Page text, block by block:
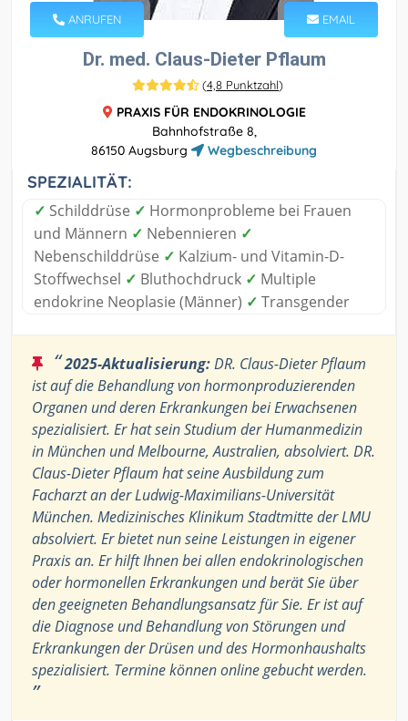
ANRUFEN EMAIL
Dr. med. Claus-Dieter Pflaum
(4,8 Punktzahl)
PRAXIS FÜR ENDOKRINOLOGIE
Bahnhofstraße 8,
86150 Augsburg
Wegbeschreibung
SPEZIALITÄT:
✓ Schilddrüse ✓ Hormonprobleme bei Frauen
und Männern ✓ Nebennieren ✓
Nebenschilddrüse ✓ Kalzium- und Vitamin-D-
Stoffwechsel ✓ Bluthochdruck ✓ Multiple
endokrine Neoplasie (Männer) ✓ Transgender
“2025-Aktualisierung:DR. Claus-Dieter Pflaum
ist auf die Behandlung von hormonproduzierenden
Organen und deren Erkrankungen bei Erwachsenen
spezialisiert. Er hat sein Studium der Humanmedizin
in München und Melbourne, Australien, absolviert. DR.
Claus-Dieter Pflaum hat seine Ausbildung zum
Facharzt an der Ludwig-Maximilians-Universität
München. Medizinisches Klinikum Stadtmitte der LMU
absolviert. Er bietet nun seine Leistungen in eigener
Praxis an. Er hilft Ihnen bei allen endokrinologischen
oder hormonellen Erkrankungen und berät Sie über
den geeigneten Behandlungsansatz für Sie. Er ist auf
die Diagnose und Behandlung von Störungen und
Erkrankungen der Drüsen und des Hormonhaushalts
spezialisiert. Termine können online gebucht werden.
”